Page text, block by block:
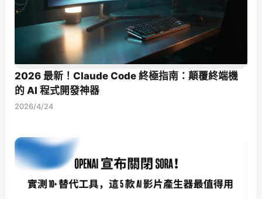
2026 最新！Claude Code 終極指南：顛覆終端機
的 AI 程式開發神器
2026/4/24